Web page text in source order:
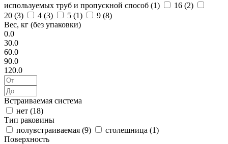
используемых труб и пропускной способ (1) 16 (2)
20 (3) 4 (3) 5 (1) 9 (8)
Вес, кг (без упаковки)
0.0
30.0
60.0
90.0
120.0
Встраиваемая система
нет (18)
Тип раковины
полувстраиваемая (9) столешница (1)
Поверхность